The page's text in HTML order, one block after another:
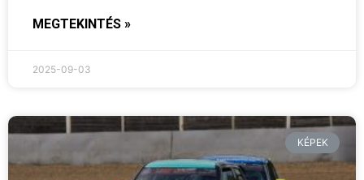
MEGTEKINTÉS »
2025-09-03
KÉPEK